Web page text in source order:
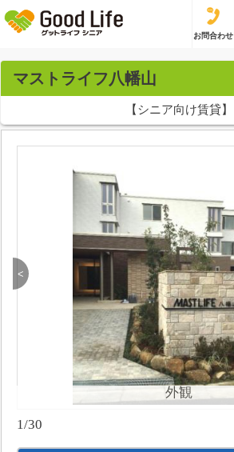
お問合わせ
マストライフ八幡山
【シニア向け賃貸】
<
外観
1/30